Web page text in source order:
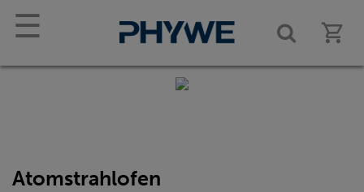
☰
Atomstrahlofen